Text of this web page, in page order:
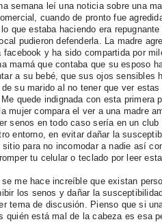
semana leí una noticia sobre una
cuando de pronto fue
que estaba haciendo era
pudieron defenderla. La madre
facebook y ha sido compartida por
mamá que contaba que su esposo
a su bebé, que sus ojos sensibles
de su marido al no tener que ver
quede indignada con esta
mujer compara el ver a una madre
senos en todo caso sería en un
entorno, en evitar dañar la
sitio para no incomodar a nadie así
tu celular o teclado por leer
me hace increíble que existan
los senos y dañar la
tema de discusión. Pienso que si
quién está mal de la cabeza es esa